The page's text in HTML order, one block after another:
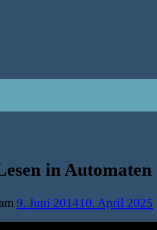
in Automaten
9. Juni 201410. April 2025